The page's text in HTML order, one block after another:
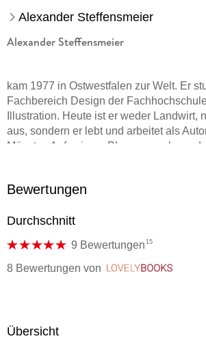
Alexander Steffensmeier
Alexander Steffensmeier
kam 1977 in Ostwestfalen zur Welt. Er
Fachbereich Design der
Illustration. Heute ist er weder Landwirt,
aus, sondern er lebt und arbeitet als
Münster. Auf seinem Blog www.
Literaturpreise:
> Lieselotte feiert Geburtstag ,
> Lieselottes neue Abenteuer: Longlist
Bewertungen
Durchschnitt
9 Bewertungen 15
8 Bewertungen von
Übersicht